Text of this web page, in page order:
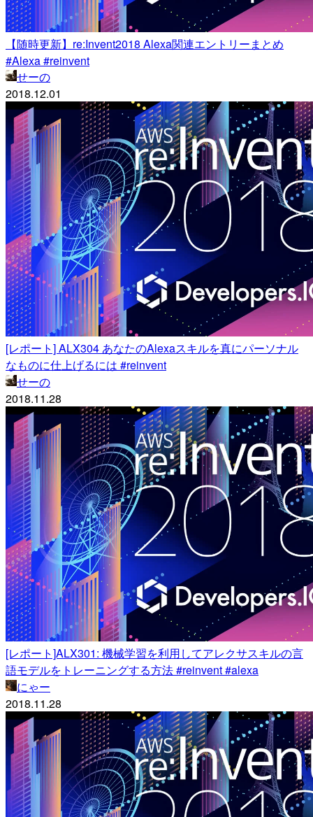
【随時更新】re:Invent2018 Alexa関連エントリーまとめ
#Alexa #reinvent
せーの
2018.12.01
[レポート] ALX304 あなたのAlexaスキルを真にパーソナル
なものに仕上げるには #reinvent
せーの
2018.11.28
[レポート]ALX301: 機械学習を利用してアレクサスキルの言
語モデルをトレーニングする方法 #reinvent #alexa
にゃー
2018.11.28